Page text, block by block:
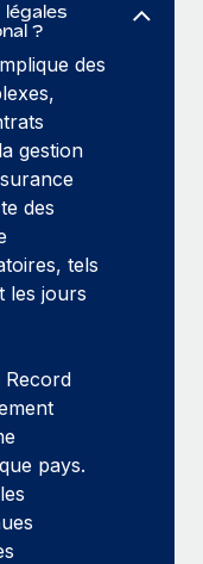
légales
?
des
gestion
des
tels
les jours
pays.